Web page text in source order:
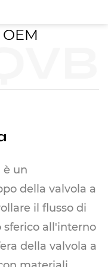
è un
della valvola a
il flusso di
all'interno
della valvola a